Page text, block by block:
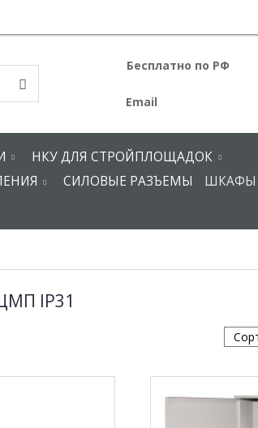
Бесплатно по РФ
+7
Email
НКУ ДЛЯ СТРОЙПЛОЩАДОК
СИЛОВЫЕ РАЗЪЕМЫ
ШКАФЫ
IP31